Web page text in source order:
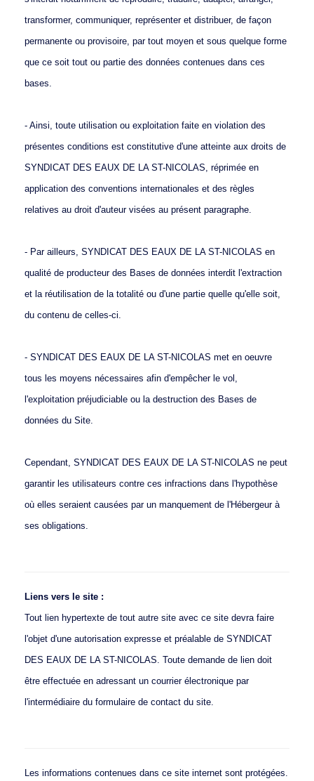
transformer, communiquer, représenter et distribuer, de façon
permanente ou provisoire, par tout moyen et sous quelque forme
que ce soit tout ou partie des données contenues dans ces
bases.
- Ainsi, toute utilisation ou exploitation faite en violation des
présentes conditions est constitutive d'une atteinte aux droits de
SYNDICAT DES EAUX DE LA ST-NICOLAS, réprimée en
application des conventions internationales et des règles
relatives au droit d'auteur visées au présent paragraphe.
- Par ailleurs, SYNDICAT DES EAUX DE LA ST-NICOLAS en
qualité de producteur des Bases de données interdit l'extraction
et la réutilisation de la totalité ou d'une partie quelle qu'elle soit,
du contenu de celles-ci.
- SYNDICAT DES EAUX DE LA ST-NICOLAS met en oeuvre
tous les moyens nécessaires afin d'empêcher le vol,
l'exploitation préjudiciable ou la destruction des Bases de
données du Site.
Cependant, SYNDICAT DES EAUX DE LA ST-NICOLAS ne peut
garantir les utilisateurs contre ces infractions dans l'hypothèse
où elles seraient causées par un manquement de l'Hébergeur à
ses obligations.
Liens vers le site :
Tout lien hypertexte de tout autre site avec ce site devra faire
l'objet d'une autorisation expresse et préalable de SYNDICAT
DES EAUX DE LA ST-NICOLAS. Toute demande de lien doit
être effectuée en adressant un courrier électronique par
l'intermédiaire du formulaire de contact du site.
Les informations contenues dans ce site internet sont protégées.